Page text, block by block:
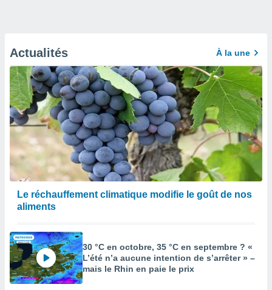
Actualités À la une
Le réchauffement climatique modifie le goût de nos
aliments
30 °C en octobre, 35 °C en septembre ? «
L’été n’a aucune intention de s’arrêter » –
mais le Rhin en paie le prix